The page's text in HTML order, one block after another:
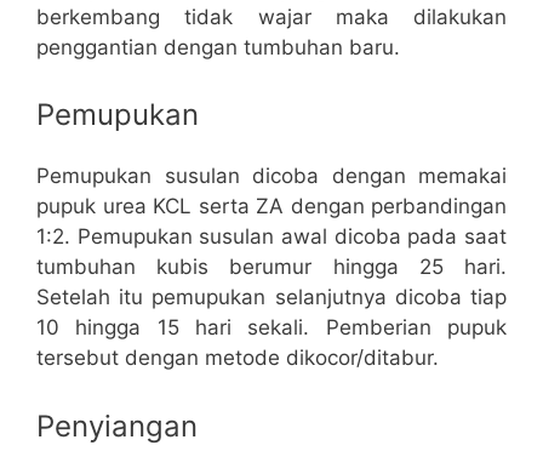
berkembang tidak wajar maka dilakukan
penggantian dengan tumbuhan baru.
Pemupukan
Pemupukan susulan dicoba dengan memakai
pupuk urea KCL serta ZA dengan perbandingan
1:2. Pemupukan susulan awal dicoba pada saat
tumbuhan kubis berumur hingga 25 hari.
Setelah itu pemupukan selanjutnya dicoba tiap
10 hingga 15 hari sekali. Pemberian pupuk
tersebut dengan metode dikocor/ditabur.
Penyiangan